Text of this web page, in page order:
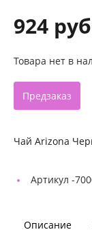
924
Товара нет в
Предзаказ
Чай Arizona
Артикул -
Описание